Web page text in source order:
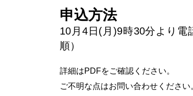
申込方法
10月4日(月)9時30分より電
順）
詳細はPDFをご確認ください。
ご不明な点はお問い合わせください